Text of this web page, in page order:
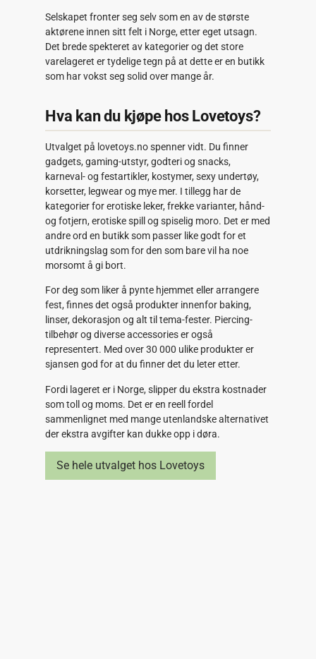
Selskapet fronter seg selv som en av de største
aktørene innen sitt felt i Norge, etter eget utsagn.
Det brede spekteret av kategorier og det store
varelageret er tydelige tegn på at dette er en butikk
som har vokst seg solid over mange år.
Hva kan du kjøpe hos Lovetoys?
Utvalget på lovetoys.no spenner vidt. Du finner
gadgets, gaming-utstyr, godteri og snacks,
karneval- og festartikler, kostymer, sexy undertøy,
korsetter, legwear og mye mer. I tillegg har de
kategorier for erotiske leker, frekke varianter, hånd-
og fotjern, erotiske spill og spiselig moro. Det er med
andre ord en butikk som passer like godt for et
utdrikningslag som for den som bare vil ha noe
morsomt å gi bort.
For deg som liker å pynte hjemmet eller arrangere
fest, finnes det også produkter innenfor baking,
linser, dekorasjon og alt til tema-fester. Piercing-
tilbehør og diverse accessories er også
representert. Med over 30 000 ulike produkter er
sjansen god for at du finner det du leter etter.
Fordi lageret er i Norge, slipper du ekstra kostnader
som toll og moms. Det er en reell fordel
sammenlignet med mange utenlandske alternativet
der ekstra avgifter kan dukke opp i døra.
Se hele utvalget hos Lovetoys